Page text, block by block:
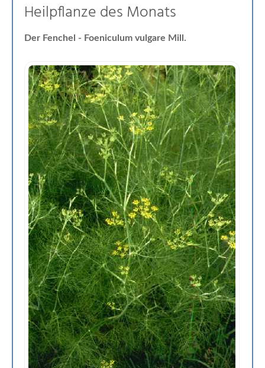
Heilpflanze des Monats
Der Fenchel - Foeniculum vulgare Mill.